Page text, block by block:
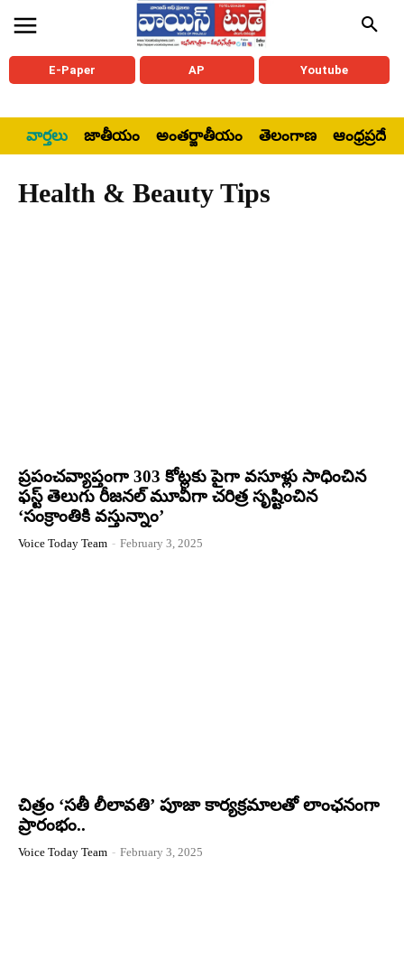
E-Paper AP Youtube
వార్తలు జాతీయం అంతర్జాతీయం తెలంగాణ ఆంధ్రప్రదేశ్
Health & Beauty Tips
ప్రపంచవ్యాప్తంగా 303 కోట్లకు పైగా వసూళ్లు సాధించిన
ఫస్ట్ తెలుగు రీజనల్ మూవీగా చరిత్ర సృష్టించిన
‘సంక్రాంతికి వస్తున్నాం’
Voice Today Team - February 3, 2025
చిత్రం ‘సతీ లీలావతి’ పూజా కార్యక్రమాలతో లాంఛనంగా
ప్రారంభం..
Voice Today Team - February 3, 2025